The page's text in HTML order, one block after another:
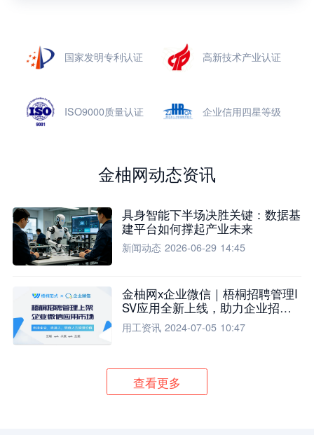
国家发明专利认证 高新技术产业认证
ISO9000质量认证 企业信用四星等级
金柚网动态资讯
具身智能下半场决胜关键：数据基
建平台如何撑起产业未来
新闻动态 2026-06-29 14:45
金柚网x企业微信｜梧桐招聘管理I
SV应用全新上线，助力企业招聘
流程全面升级
用工资讯 2024-07-05 10:47
查看更多